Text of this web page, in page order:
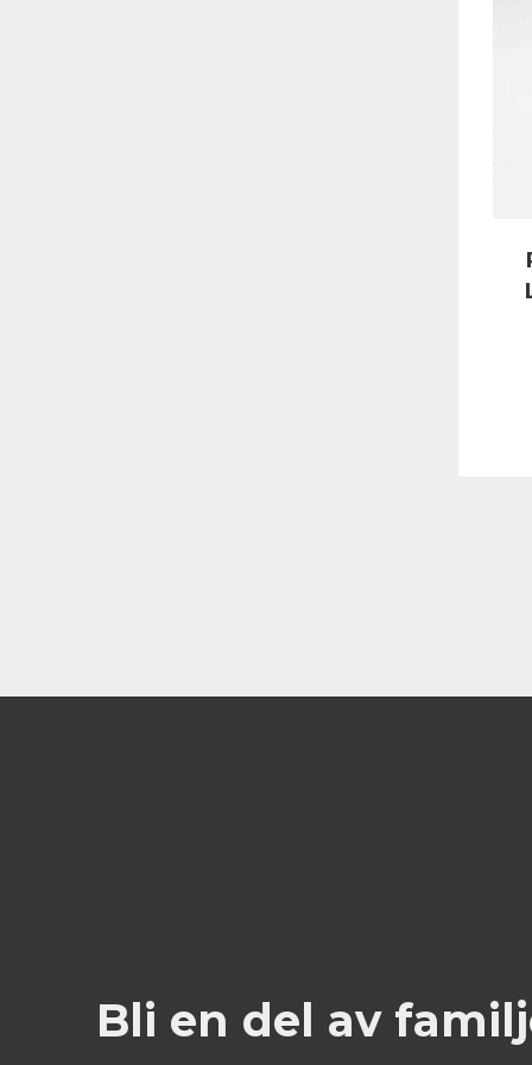
Bli en del av